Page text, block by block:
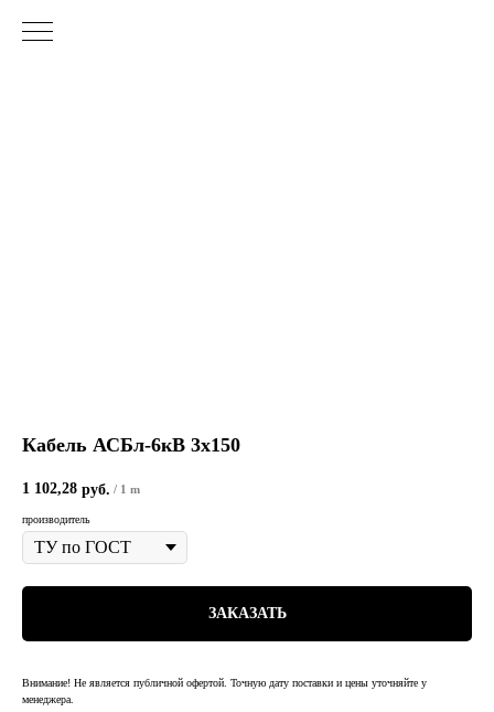
Кабель АСБл-6кВ 3х150
1 102,28 руб. / 1 m
производитель
ЗАКАЗАТЬ
Внимание! Не является публичной офертой. Точную дату поставки и цены уточняйте у
менеджера.